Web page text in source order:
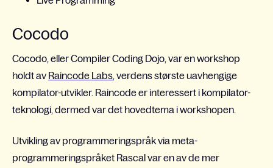
Cocodo
Cocodo, eller Compiler Coding Dojo, var en workshop
holdt av Raincode Labs, verdens største uavhengige
kompilator-utvikler. Raincode er interessert i kompilator-
teknologi, dermed var det hovedtema i workshopen.
Utvikling av programmeringspråk via meta-
programmeringspråket Rascal var en av de mer